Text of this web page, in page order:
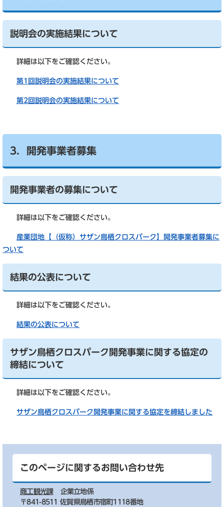
説明会の実施結果について
詳細は以下をご確認ください。
第1回説明会の実施結果について
第2回説明会の実施結果について
3．開発事業者募集
開発事業者の募集について
詳細は以下をご確認ください。
産業団地【（仮称）サザン鳥栖クロスパーク】開発事業者募集に
ついて
結果の公表について
詳細は以下をご確認ください。
結果の公表について
サザン鳥栖クロスパーク開発事業に関する協定の
締結について
詳細は以下をご確認ください。
サザン鳥栖クロスパーク開発事業に関する協定を締結しました
このページに関するお問い合わせ先
商工観光課
企業立地係
〒841-8511 佐賀県鳥栖市宿町1118番地